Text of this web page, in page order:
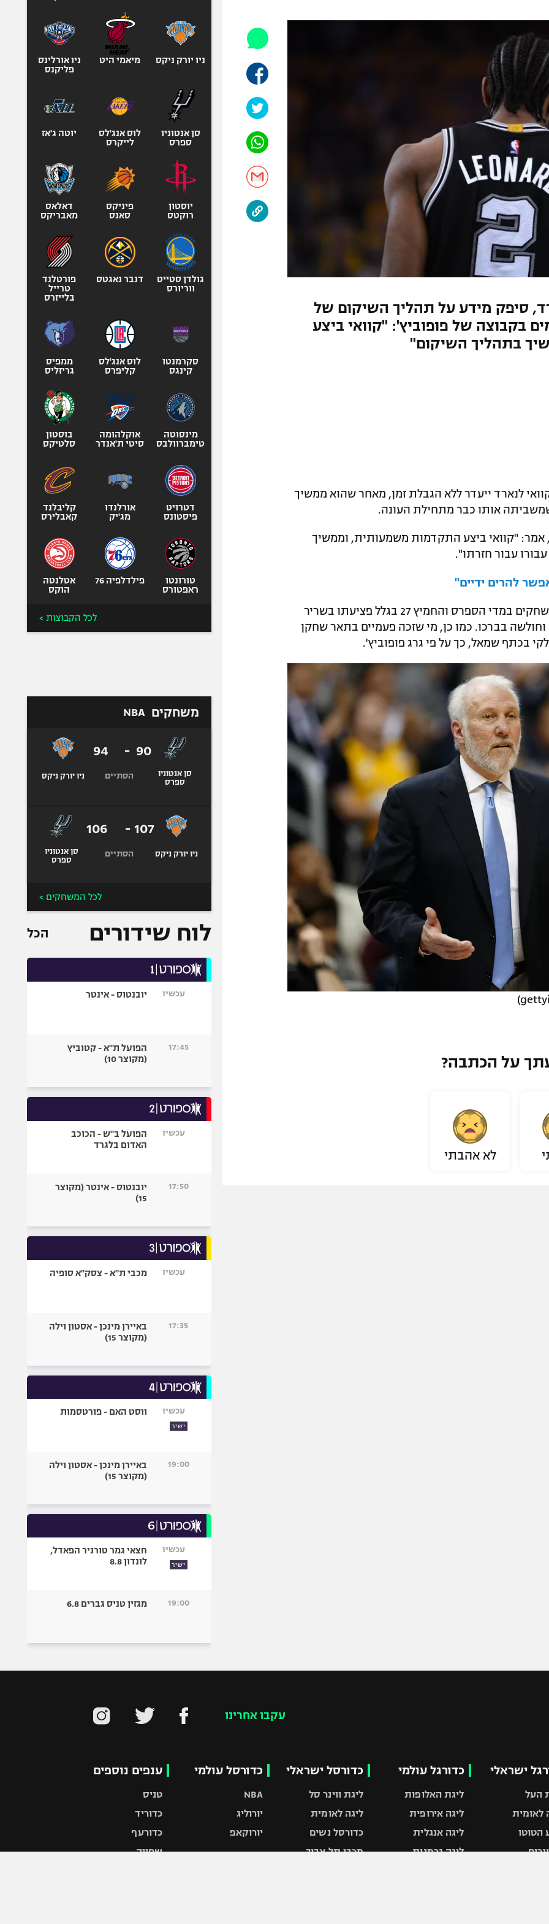
אביב
שבע
ליגה סינית
אופניים
ספורט מוטורי
כדורמים
בייסבול MLB
ספורט אתגרי
אומנויות לחימה
סיפק מידע על תהליך השיקום של
העונה רק 9 פעמים בקבוצה של פופוביץ': "קוואי ביצע
בתהליך השיקום"
לנארד ייעדר ללא הגבלת זמן, מאחר שהוא ממשיך
אותו כבר מתחילת העונה.
אמר: "קוואי ביצע התקדמות משמעותית, וממשיך
עבור חזרתו".
להרים ידיים"
מתחילת העונה לנארד שיחק רק תשעה משחקים במדי הספרס והחמיץ 27 בגלל פציעתו בשריר
בברכו. כמו כן, מי שזכה פעמיים בתאר שחקן
על הכתבה?
לא אהבתי
ניו יורק ניקס מיאמי היט
ניו אורלינס
פליקנס
סן אנטוניו
ספרס
לוס אנג'לס
לייקרס
יוטה ג'אז
יוסטון
רוקטס
פיניקס
סאנס
דאלאס
מאבריקס
גולדן סטייט
ווריורס
דנבר נאגטס
פורטלנד
טרייל
בלייזרס
סקרמנטו
קינגס
לוס אנג'לס
קליפרס
ממפיס
גריזליס
מינסוטה
טימברוולבס
אוקלהומה
סיטי ת'אנדר
בוסטון
סלטיקס
דטרויט
פיסטונס
אורלנדו
מג'יק
קליבלנד
קאבלירס
טורונטו
ראפטורס
פילדלפיה 76
אטלנטה
הוקס
לכל הקבוצות >
משחקים NBA
סן אנטוניו
ספרס
90
-
94
הסתיים ניו יורק ניקס
ניו יורק ניקס
107
-
106
הסתיים
סן אנטוניו
ספרס
לכל המשחקים >
לוח שידורים הכל
עכשיו יובנטוס - אינטר
17:45
הפועל ת"א - קטוביץ
(מקוצר 10)
עכשיו
הפועל ב"ש - הכוכב
האדום בלגרד
17:50
יובנטוס - אינטר (מקוצר
15)
עכשיו מכבי ת"א - צסק"א סופיה
17:35
באיירן מינכן - אסטון וילה
(מקוצר 15)
עכשיו
ישיר
ווסט האם - פורטסמות
19:00
באיירן מינכן - אסטון וילה
(מקוצר 15)
עכשיו
ישיר
חצאי גמר טורניר הפאדל,
לונדון 8.8
19:00 מגזין טניס גברים 6.8
עקבו אחרינו
ישראלי
העל
לאומית
הטוטו
כדורגל עולמי
ליגת האלופות
ליגה אירופית
ליגה אנגלית
ליגה גרמנית
כדורסל ישראלי
ליגת ווינר סל
ליגה לאומית
כדורסל נשים
מכבי תל אביב
כדורסל עולמי
NBA
יורוליג
יורוקאפ
ענפים נוספים
טניס
כדוריד
כדורעף
שחייה